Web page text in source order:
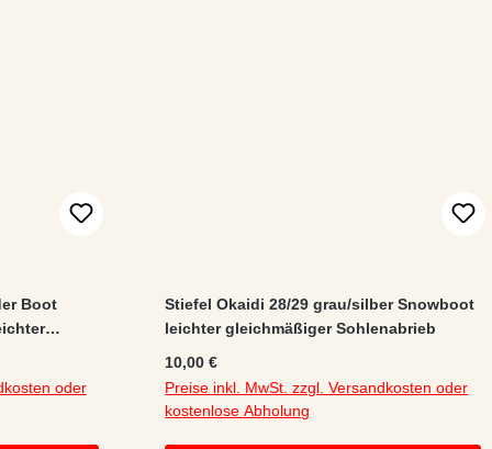
Boot
oder
Stiefel Okaidi 28/29 grau/silber Snowboot
leichter gleichmäßiger Sohlenabrieb
Regulärer Preis:
10,00 €
Preise inkl. MwSt. zzgl. Versandkosten oder
kostenlose Abholung